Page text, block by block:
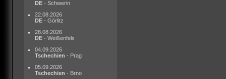
DE - Schwerin
22.08.2026
DE - Görlitz
28.08.2026
DE - Weißenfels
04.09.2026
Tschechien - Prag
05.09.2026
Tschechien - Brno